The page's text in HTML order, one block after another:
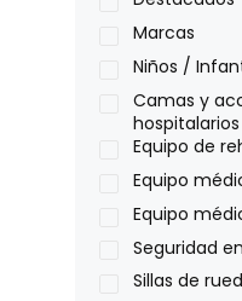
Philips
Pride
Roho
Sillas de
Stealth
Xiehe
Marcas
Niños /
Camas y
hospitalarios
Equipo de
Equipo
Equipo
Seguridad
Sillas de